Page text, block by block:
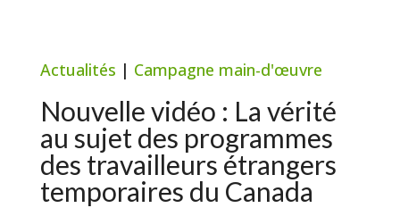
Actualités | Campagne main-d'œuvre
Nouvelle vidéo : La vérité
au sujet des programmes
des travailleurs étrangers
temporaires du Canada